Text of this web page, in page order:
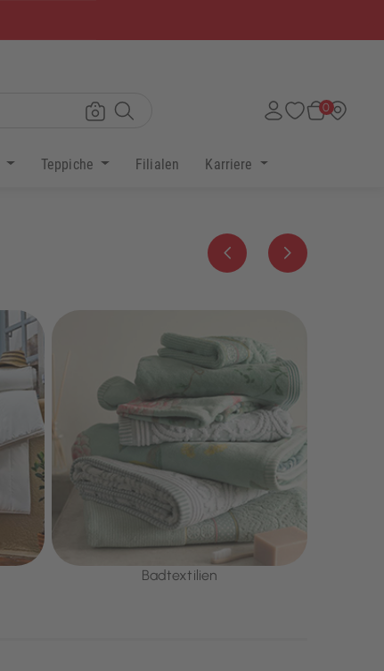
0
Teppiche Filialen Karriere
Zurück Weiter
Badtextilien